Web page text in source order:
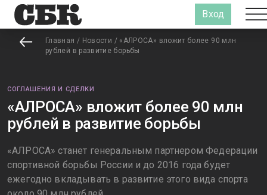
Вход
Главная / Новости / «АЛРОСА» вложит более 90 млн
рублей в развитие борьбы
СОГЛАШЕНИЯ И СДЕЛКИ
«АЛРОСА» вложит более 90 млн
рублей в развитие борьбы
«АЛРОСА» станет генеральным партнером Федерации
спортивной борьбы России и до 2016 года будет
ежегодно вкладывать в развитие этого вида спорта